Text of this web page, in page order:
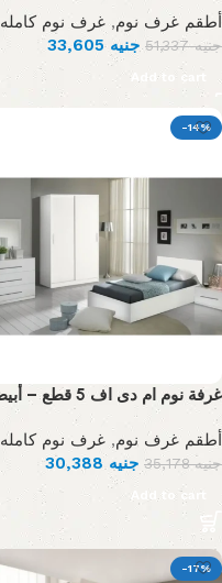
أطقم غرف نوم, غرف نوم كامله
جنيه51,337 جنيه 33,605
Add to cart
-14%
غرفة نوم ام دى اف 5 قطع – أبيض
أطقم غرف نوم, غرف نوم كامله
جنيه35,178 جنيه
Add to cart
-17%